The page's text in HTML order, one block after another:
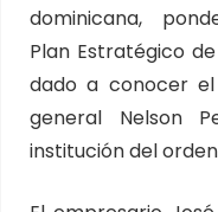
dominicana,
Plan Estratégico
dado a conocer
general Nelson
institución del